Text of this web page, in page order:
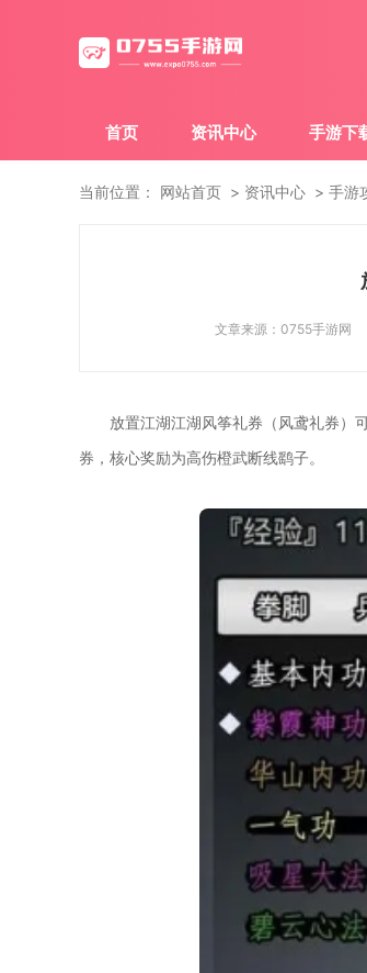
首页 资讯中心 手游下
当前位置： 网站首页 资讯中心 手游
文章来源： 0755手游网
放置江湖江湖风筝礼券（风鸢礼券）
券，核心奖励为高伤橙武断线鹞子。